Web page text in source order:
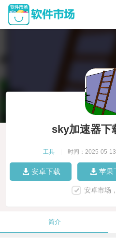
sky加速器下
工具 时间：2025-05-13
安卓下载 苹果
安卓市场
简介